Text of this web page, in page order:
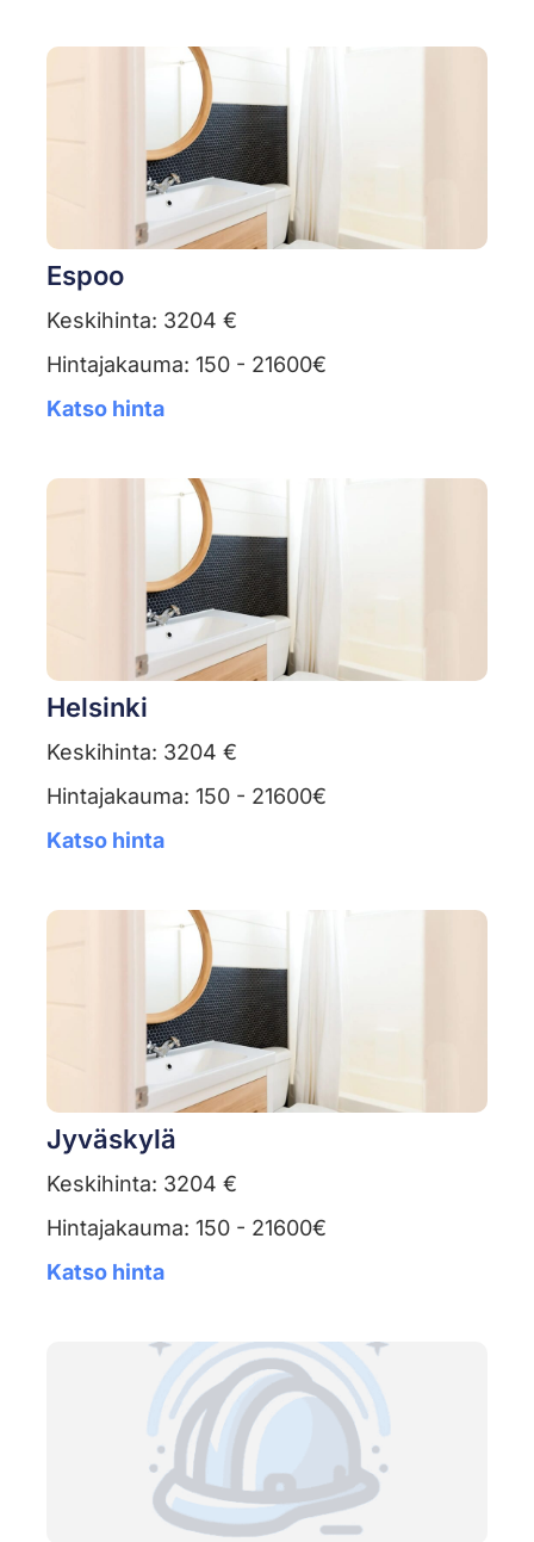
Espoo
Keskihinta: 3204 €
Hintajakauma: 150 - 21600€
Katso hinta
Helsinki
Keskihinta: 3204 €
Hintajakauma: 150 - 21600€
Katso hinta
Jyväskylä
Keskihinta: 3204 €
Hintajakauma: 150 - 21600€
Katso hinta